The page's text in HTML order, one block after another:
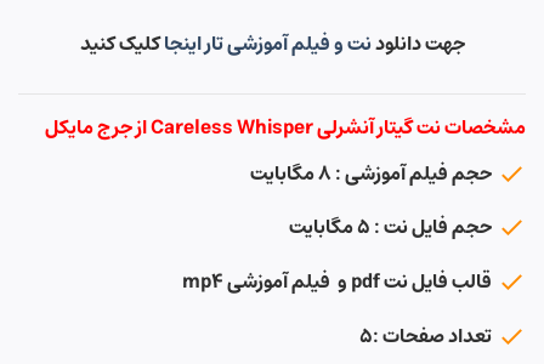
جهت دانلودنت و فیلم آموزشی تار اینجاکلیک کنید
مشخصات نت گیتار آنشرلی Careless Whisper از جرج مایکل
حجم فیلم آموزشی : ۸ مگابایت
حجم فایل نت : ۵ مگابایت
قالب فایل نت pdf و فیلم آموزشی mp4
تعداد صفحات :۵